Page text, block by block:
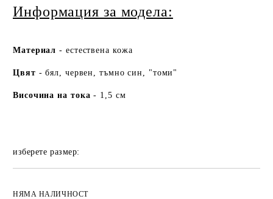
Информация за модела:
Материал- естествена кожа
Цвят - бял, червен, тъмно син, "томи"
Височина на тока - 1,5 см
изберете размер:
НЯМА НАЛИЧНОСТ